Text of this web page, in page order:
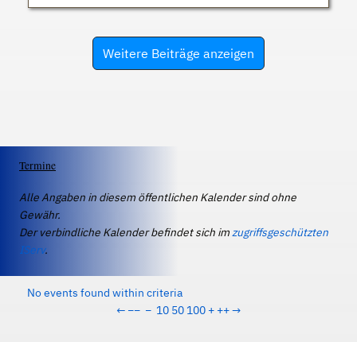
Weitere Beiträge anzeigen
Termine
Alle Angaben in diesem öffentlichen Kalender sind ohne
Gewähr.
Der verbindliche Kalender befindet sich imzugriffsgeschützten
IServ.
No events found within criteria
← −− − 10 50 100 + ++→